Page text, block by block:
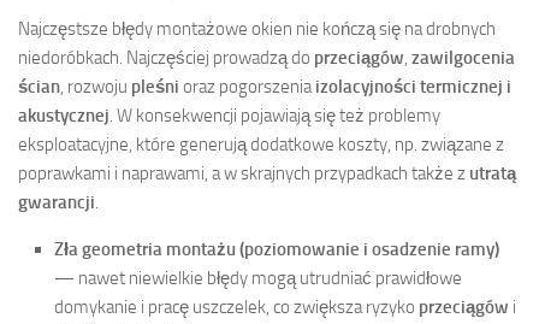
Najczęstsze błędy montażowe okien nie kończą się na drobnych
niedoróbkach. Najczęściej prowadzą do przeciągów, zawilgocenia
ścian, rozwoju pleśni oraz pogorszeniaizolacyjności termicznej i
akustycznej. W konsekwencji pojawiają się też problemy
eksploatacyjne, które generują dodatkowe koszty, np. związane z
poprawkami i naprawami, a w skrajnych przypadkach także z utratą
gwarancji.
Zła geometria montażu (poziomowanie i osadzenie ramy)
— nawet niewielkie błędy mogą utrudniać prawidłowe
domykanie i pracę uszczelek, co zwiększa ryzyko przeciągów i